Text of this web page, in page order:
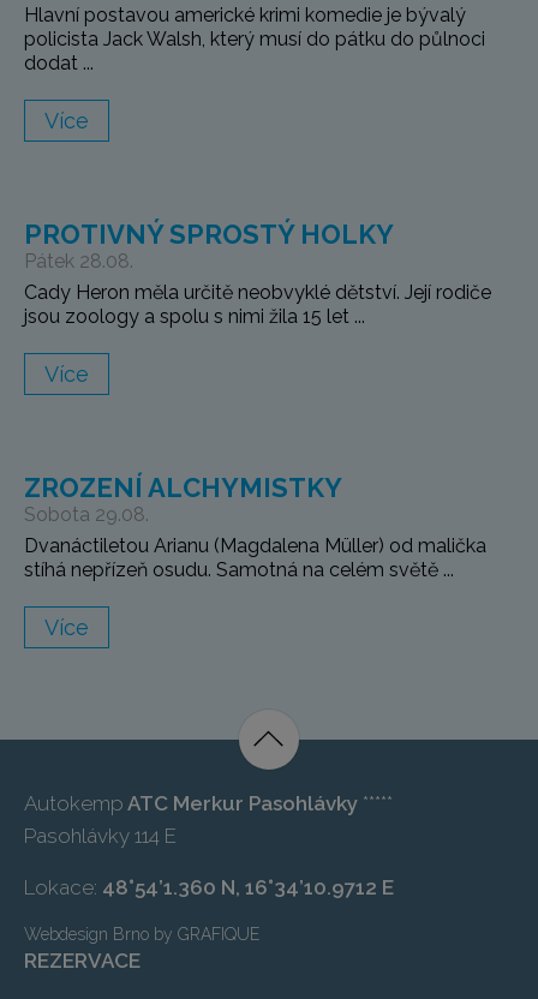
Hlavní postavou americké krimi komedie je bývalý
policista Jack Walsh, který musí do pátku do půlnoci
dodat ...
Více
PROTIVNÝ SPROSTÝ HOLKY
Pátek 28.08.
Cady Heron měla určitě neobvyklé dětství. Její rodiče
jsou zoology a spolu s nimi žila 15 let ...
Více
ZROZENÍ ALCHYMISTKY
Sobota 29.08.
Dvanáctiletou Arianu (Magdalena Müller) od malička
stíhá nepřízeň osudu. Samotná na celém světě ...
Více
Autokemp ATC Merkur Pasohlávky *****
Pasohlávky 114 E
Lokace: 48°54’1.360 N, 16°34’10.9712 E
Webdesign Brno by GRAFIQUE
REZERVACE